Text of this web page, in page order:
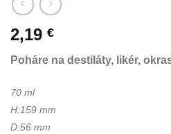
2,19 €
Poháre na destiláty, likér,
70 ml
H:159 mm
D:56 mm